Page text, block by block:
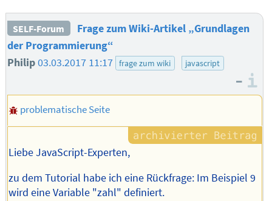
SELF-Forum
Frage zum Wiki-Artikel „Grundlagen
der Programmierung“
Philip03.03.2017 11:17 frage zum wiki javascript
–
problematische Seite
Liebe JavaScript-Experten,
zu dem Tutorial habe ich eine Rückfrage: Im Beispiel 9
wird eine Variable "zahl" definiert.